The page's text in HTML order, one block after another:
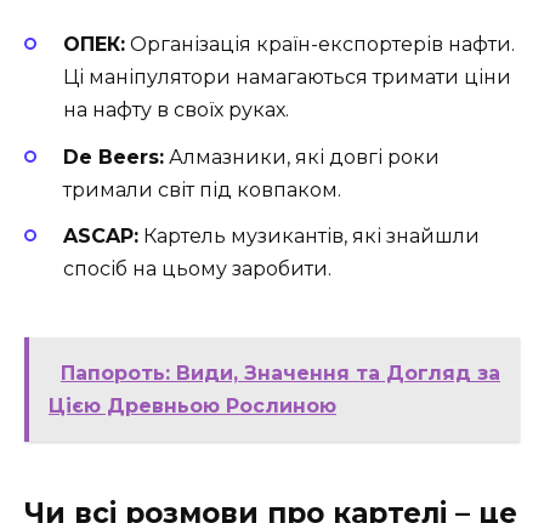
ОПЕК: Організація країн-експортерів нафти.
Ці маніпулятори намагаються тримати ціни
на нафту в своїх руках.
De Beers: Алмазники, які довгі роки
тримали світ під ковпаком.
ASCAP: Картель музикантів, які знайшли
спосіб на цьому заробити.
Папороть: Види, Значення та Догляд за
Цією Древньою Рослиною
Чи всі розмови про картелі – це